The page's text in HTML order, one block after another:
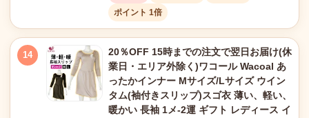
ポイント 1倍
14
20％OFF 15時までの注文で翌日お届け(休
業日・エリア外除く)ワコール Wacoal あ
ったかインナー Mサイズ/Lサイズ ウイン
タム(袖付きスリップ)スゴ衣 薄い、軽い、
暖かい 長袖 1メ-2運 ギフト レディース イ